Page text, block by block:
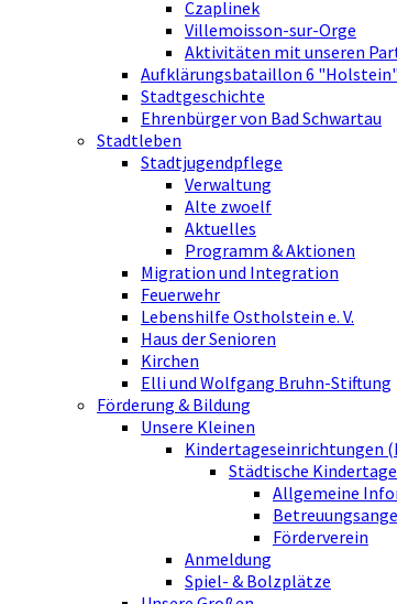
Czaplinek
Villemoisson-sur-Orge
Aktivitäten mit unseren
Aufklärungsbataillon 6 "Holstein"
Stadtgeschichte
Ehrenbürger von Bad Schwartau
Stadtleben
Stadtjugendpflege
Verwaltung
Alte zwoelf
Aktuelles
Programm & Aktionen
Migration und Integration
Feuerwehr
Lebenshilfe Ostholstein e. V.
Haus der Senioren
Kirchen
Elli und Wolfgang Bruhn-Stiftung
Förderung & Bildung
Unsere Kleinen
Kindertageseinrichtungen
Städtische
Allgemeine
Förderverein
Anmeldung
Spiel- & Bolzplätze